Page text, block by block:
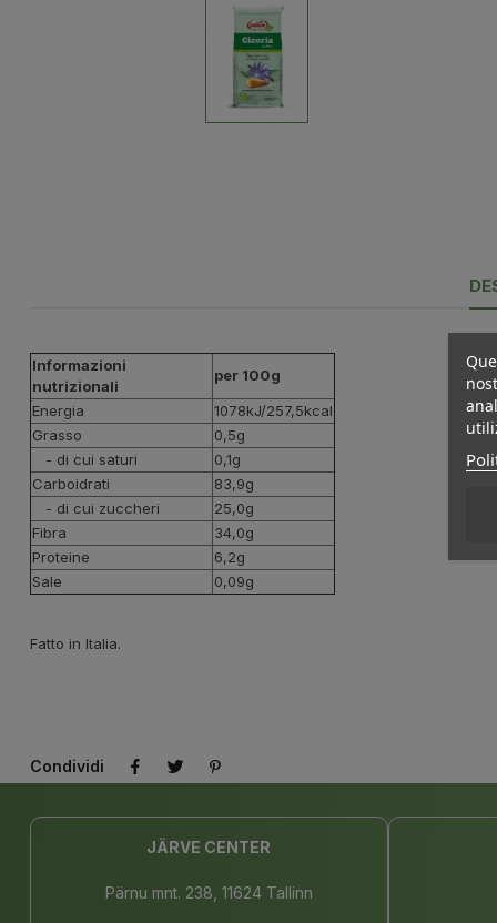
Informazioni
nutrizionali
per 100g
Energia
1078kJ/257,5kcal
Grasso
0,5g
- di cui saturi
0,1g
Carboidrati
83,9g
- di cui zuccheri
25,0g
Fibra
34,0g
Proteine
6,2g
Sale
0,09g
Fatto in Italia.
Condividi
JÄRVE CENTER
Pärnu mnt. 238, 11624 Tallinn